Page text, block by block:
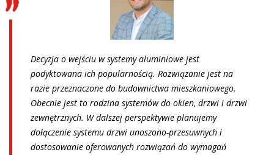
Decyzja o wejściu w systemy aluminiowe jest
podyktowana ich popularnością. Rozwiązanie jest na
razie przeznaczone do budownictwa mieszkaniowego.
Obecnie jest to rodzina systemów do okien, drzwi i drzwi
zewnętrznych. W dalszej perspektywie planujemy
dołączenie systemu drzwi unoszono-przesuwnych i
dostosowanie oferowanych rozwiązań do wymagań